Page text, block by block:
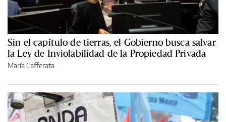
Sin el capítulo de tierras, el Gobierno busca salvar
la Ley de Inviolabilidad de la Propiedad Privada
María Cafferata